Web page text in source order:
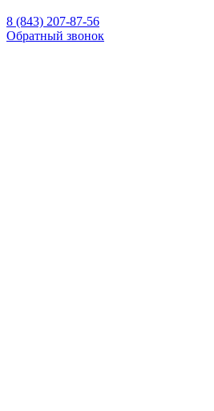
8 (843) 207-87-56
Обратный звонок